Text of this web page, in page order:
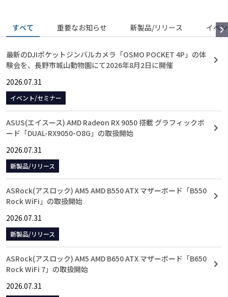
すべて 重要なお知らせ 新製品/リリース イベ
最新のDJIポケットジンバルカメラ「OSMO POCKET 4P」の体
験会を、長野市城山動物園にて2026年8月2日に開催
2026.07.31
イベント/セミナー
ASUS(エイスース) AMD Radeon RX 9050 搭載 グラフィックボ
ード「DUAL-RX9050-O8G」の取扱開始
2026.07.31
新製品/リリース
ASRock(アスロック) AM5 AMD B550 ATX マザーボード「B550
Rock WiFi」の取扱開始
2026.07.31
新製品/リリース
ASRock(アスロック) AM5 AMD B650 ATX マザーボード「B650
Rock WiFi 7」の取扱開始
2026.07.31